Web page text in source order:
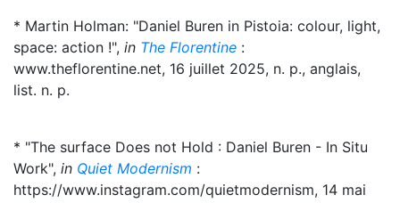
* Martin Holman: "Daniel Buren in Pistoia: colour, light,
space: action !", in The Florentine :
www.theflorentine.net, 16 juillet 2025, n. p., anglais,
list. n. p.
* "The surface Does not Hold : Daniel Buren - In Situ
Work", in Quiet Modernism :
https://www.instagram.com/quietmodernism, 14 mai